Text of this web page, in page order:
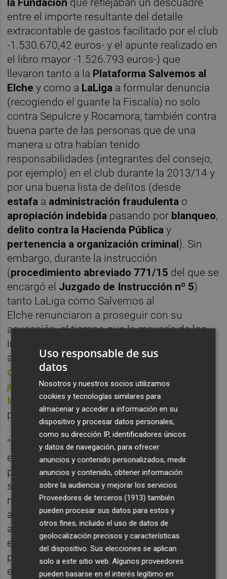
la Fundación que reflejaban un descuadre
entre el importe resultante del detalle
extracontable de gastos facilitado por el club
-1.530.670,42 euros- y el apunte realizado en
el libro mayor -1.526.793 euros-) que
llevaron tanto a la Plataforma Salvemos al
Elche y como a LaLiga a formular denuncia
(recogiendo el guante la Fiscalía) no solo
contra Sepulcre y Rocamora, también contra
buena parte de las personas que de una
manera u otra habían tenido
responsabilidades (integrantes del consejo,
por ejemplo) en el club durante la 2013/14 y
por una buena lista de delitos (desde
estafa a administración fraudulenta o
apropiación indebida pasando por blanqueo,
delito contra la Hacienda Pública y
pertenencia a organización criminal). Sin
embargo, durante la instrucción
(procedimiento abreviado 771/15 del que se
encargó el Juzgado de Instrucción nº 5)
tanto LaLiga como Salvemos al
Elche renunciaron a proseguir con su
acusación, al tiempo que la mayoría de los
investigados vieron archivarse las
actuaciones para ellos (muchos declararon
como testigos durante las tres sesiones del
juicio
) salvo Sepulcre y Rocamora,a los que
la Fiscalía consiguió sentar en el banquillo
pero solo por falsedad documental.
"Ha de concluirse que las irregularidades o
errores en los estados contables
provisionales del Elche que se imputan y
soportan la acusación formulada por el
ministerio fiscal, a la vista de lo expuesto
anteriormente, no se consideran de modo
alguno como graves, no presuponiendo por
ello necesariamente una actuación
penalmente relevante, sobre todo teniendo
en cuenta que las cuentas anuales del Elche
Uso responsable de sus
datos
Nosotros y nuestros socios utilizamos
cookies y tecnologías similares para
almacenar y acceder a información en su
dispositivo y procesar datos personales,
como su dirección IP, identificadores únicos
y datos de navegación, para ofrecer
anuncios y contenido personalizados, medir
anuncios y contenido, obtener información
sobre la audiencia y mejorar los servicios.
Proveedores de terceros (1913) también
pueden procesar sus datos para estos y
otros fines, incluido el uso de datos de
geolocalización precisos y características
del dispositivo. Sus elecciones se aplican
solo a este sitio web. Algunos proveedores
pueden basarse en el interés legítimo en